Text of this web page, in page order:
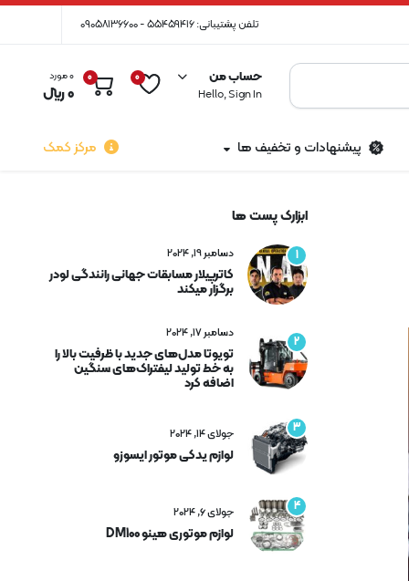
تلفن پشتیبانی: 55459416 - 09058136600
حساب من
Hello, Sign In
0
0 0 مورد
0﷼
پیشنهادات و تخفیف ها مرکز کمک
ابزارک پست ها
1 دسامبر 19, 2024
کاترپیلار مسابقات جهانی رانندگی لودر
برگزار میکند
2
دسامبر 17, 2024
تویوتا مدل‌های جدید با ظرفیت بالا را
به خط تولید لیفتراک‌های سنگین
اضافه کرد
3 جولای 14, 2024
لوازم یدکی موتور ایسوزو
4 جولای 6, 2024
لوازم موتوری هینو DM100